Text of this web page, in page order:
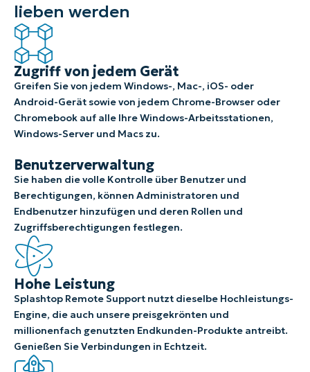
lieben werden
Zugriff von jedem Gerät
Greifen Sie von jedem Windows-, Mac-, iOS- oder
Android-Gerät sowie von jedem Chrome-Browser oder
Chromebook auf alle Ihre Windows-Arbeitsstationen,
Windows-Server und Macs zu.
Benutzerverwaltung
Sie haben die volle Kontrolle über Benutzer und
Berechtigungen, können Administratoren und
Endbenutzer hinzufügen und deren Rollen und
Zugriffsberechtigungen festlegen.
Hohe Leistung
Splashtop Remote Support nutzt dieselbe Hochleistungs-
Engine, die auch unsere preisgekrönten und
millionenfach genutzten Endkunden-Produkte antreibt.
Genießen Sie Verbindungen in Echtzeit.